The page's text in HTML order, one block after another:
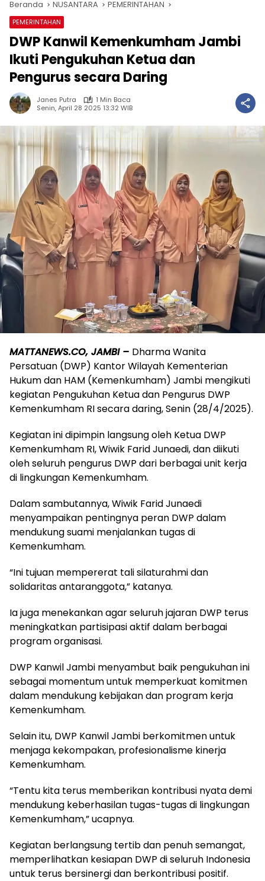
Beranda NUSANTARA PEMERINTAHAN
PEMERINTAHAN
DWP Kanwil Kemenkumham Jambi
Ikuti Pengukuhan Ketua dan
Pengurus secara Daring
Janes Putra
1 Min Baca
Senin, April 28 2025 13:32 WIB
MATTANEWS.CO, JAMBI – Dharma Wanita
Persatuan (DWP) Kantor Wilayah Kementerian
Hukum dan HAM (Kemenkumham) Jambi mengikuti
kegiatan Pengukuhan Ketua dan Pengurus DWP
Kemenkumham RI secara daring, Senin (28/4/2025).
Kegiatan ini dipimpin langsung oleh Ketua DWP
Kemenkumham RI, Wiwik Farid Junaedi, dan diikuti
oleh seluruh pengurus DWP dari berbagai unit kerja
di lingkungan Kemenkumham.
Dalam sambutannya, Wiwik Farid Junaedi
menyampaikan pentingnya peran DWP dalam
mendukung suami menjalankan tugas di
Kemenkumham.
“Ini tujuan mempererat tali silaturahmi dan
solidaritas antaranggota,” katanya.
Ia juga menekankan agar seluruh jajaran DWP terus
meningkatkan partisipasi aktif dalam berbagai
program organisasi.
DWP Kanwil Jambi menyambut baik pengukuhan ini
sebagai momentum untuk memperkuat komitmen
dalam mendukung kebijakan dan program kerja
Kemenkumham.
Selain itu, DWP Kanwil Jambi berkomitmen untuk
menjaga kekompakan, profesionalisme kinerja
Kemenkumham.
“Tentu kita terus memberikan kontribusi nyata demi
mendukung keberhasilan tugas-tugas di lingkungan
Kemenkumham,” ucapnya.
Kegiatan berlangsung tertib dan penuh semangat,
memperlihatkan kesiapan DWP di seluruh Indonesia
untuk terus bersinergi dan berkontribusi positif.